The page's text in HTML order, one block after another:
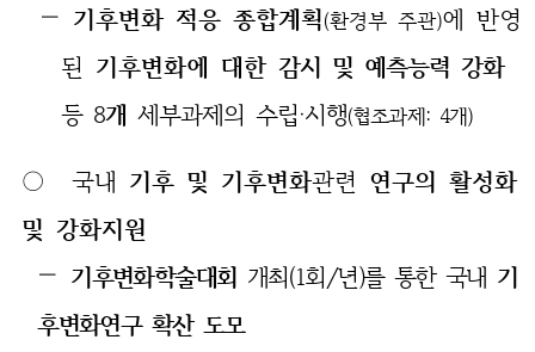
— 기후변화 적응 종합계획(환경부 주관)에 반영
된 기후변화에 대한감시 및 예측능력 강화
등 8개세부과제의 수립‧시행(협조과제: 4개)
○ 국내 기후 및 기후변화관련 연구의 활성화
및 강화지원
— 기후변화학술대회 개최(1회/년)를 통한 국내 기
후변화연구 확산 도모